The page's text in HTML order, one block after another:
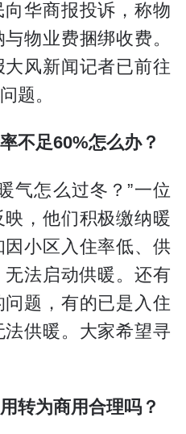
华商报投诉，称物
物业费捆绑收费。
风新闻记者已前往
题。
不足60%怎么办？
气怎么过冬？”一位
，他们积极缴纳暖
小区入住率低、供
法启动供暖。还有
题，有的已是入住
供暖。大家希望寻
转为商用合理吗？